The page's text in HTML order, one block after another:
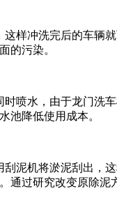
样冲洗完后的车辆
的污染。
喷水，由于龙门洗
池降低使用成本。
泥机将淤泥刮出，
通过研究改变原除